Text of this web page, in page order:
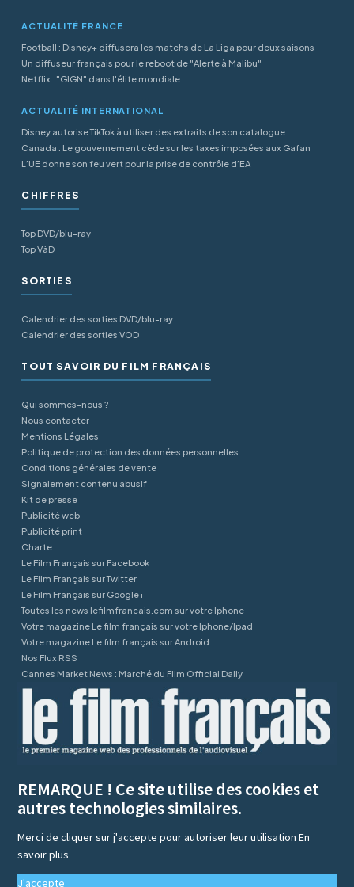
ACTUALITÉ FRANCE
Football : Disney+ diffusera les matchs de La Liga pour deux saisons
Un diffuseur français pour le reboot de "Alerte à Malibu"
Netflix : "GIGN" dans l'élite mondiale
ACTUALITÉ INTERNATIONAL
Disney autorise TikTok à utiliser des extraits de son catalogue
Canada : Le gouvernement cède sur les taxes imposées aux Gafan
L’UE donne son feu vert pour la prise de contrôle d’EA
CHIFFRES
Top DVD/blu-ray
Top VàD
SORTIES
Calendrier des sorties DVD/blu-ray
Calendrier des sorties VOD
TOUT SAVOIR DU FILM FRANÇAIS
Qui sommes-nous ?
Nous contacter
Mentions Légales
Politique de protection des données personnelles
Conditions générales de vente
Signalement contenu abusif
Kit de presse
Publicité web
Publicité print
Charte
Le Film Français sur Facebook
Le Film Français sur Twitter
Le Film Français sur Google+
Toutes les news lefilmfrancais.com sur votre Iphone
Votre magazine Le film français sur votre Iphone/Ipad
Votre magazine Le film français sur Android
Nos Flux RSS
Cannes Market News : Marché du Film Official Daily
REMARQUE ! Ce site utilise des cookies et
autres technologies similaires.
Merci de cliquer sur j'accepte pour autoriser leur utilisationEn
savoir plus
J'accepte